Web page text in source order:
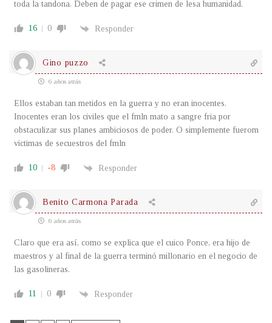
toda la tandona. Deben de pagar ese crimen de lesa humanidad.
16 0 Responder
Gino puzzo
6 años atrás
Ellos estaban tan metidos en la guerra y no eran inocentes.
Inocentes eran los civiles que el fmln mato a sangre fria por
obstaculizar sus planes ambiciosos de poder. O simplemente fuerom
victimas de secuestros del fmln
10 -8 Responder
Benito Carmona Parada
6 años atrás
Claro que era así, como se explica que el cuico Ponce, era hijo de
maestros y al final de la guerra terminó millonario en el negocio de
las gasolineras.
11 0 Responder